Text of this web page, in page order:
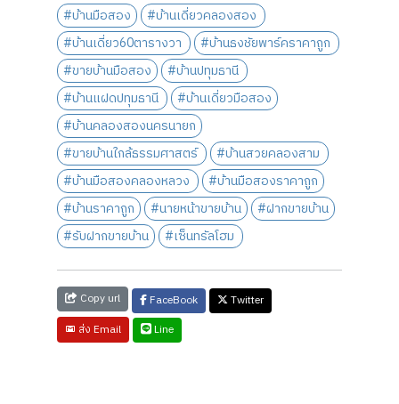
#บ้านมือสอง
#บ้านเดี่ยวคลองสอง
#บ้านเดี่ยว60ตารางวา
#บ้านธงชัยพาร์คราคาถูก
#ขายบ้านมือสอง
#บ้านปทุมธานี
#บ้านแฝดปทุมธานี
#บ้านเดี่ยวมือสอง
#บ้านคลองสองนครนายก
#ขายบ้านใกล้ธรรมศาสตร์
#บ้านสวยคลองสาม
#บ้านมือสองคลองหลวง
#บ้านมือสองราคาถูก
#บ้านราคาถูก
#นายหน้าขายบ้าน
#ฝากขายบ้าน
#รับฝากขายบ้าน
#เซ็นทรัลโฮม
Copy url FaceBook
Twitter
ส่ง Email
Line